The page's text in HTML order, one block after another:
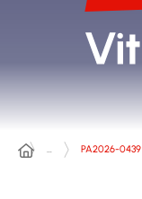
… PA2026-0439